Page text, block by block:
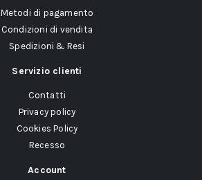
Metodi di pagamento
Condizioni di vendita
Spedizioni & Resi
Servizio clienti
Contatti
Privacy policy
Cookies Policy
Recesso
Account